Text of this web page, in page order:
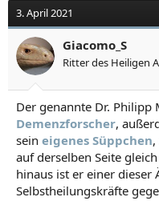
Prophylaktische
Populationen
hohen Infektionsdruck
Grundwissen in der
bereits im ersten Jahr
praktiziert.
„Wir werden einen
werde emotional, weil
jüngere Generation. Ich
was wir hier tun. Wir
Bossche.
3. April 2021
Giacomo_S
Ritter des Heiligen
Der genannte Dr. Philipp
Demenzforscher,
sein eigenes Süppchen
auf derselben Seite
hinaus ist er einer dieser
Selbstheilungskräfte